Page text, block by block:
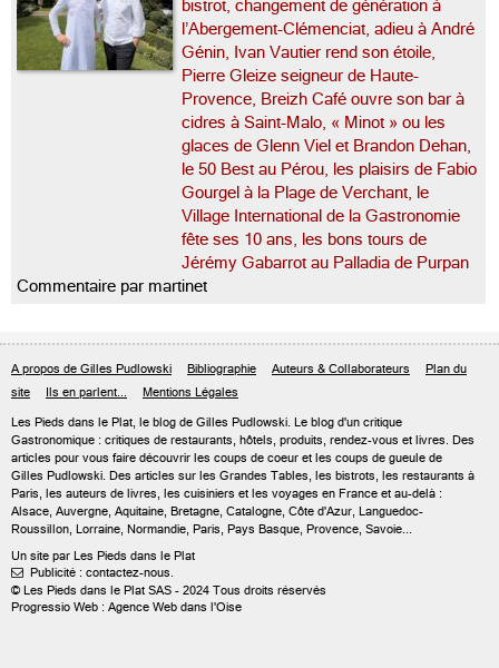
bistrot, changement de génération à
l’Abergement-Clémenciat, adieu à André
Génin, Ivan Vautier rend son étoile,
Pierre Gleize seigneur de Haute-
Provence, Breizh Café ouvre son bar à
cidres à Saint-Malo, « Minot » ou les
glaces de Glenn Viel et Brandon Dehan,
le 50 Best au Pérou, les plaisirs de Fabio
Gourgel à la Plage de Verchant, le
Village International de la Gastronomie
fête ses 10 ans, les bons tours de
Jérémy Gabarrot au Palladia de Purpan
Commentaire par martinet
A propos de Gilles Pudlowski Bibliographie Auteurs & Collaborateurs
Plan du
site
Ils en parlent... Mentions Légales
Les Pieds dans le Plat, le blog de Gilles Pudlowski. Le blog d'un critique
Gastronomique : critiques de restaurants, hôtels, produits, rendez-vous et livres. Des
articles pour vous faire découvrir les coups de coeur et les coups de gueule de
Gilles Pudlowski. Des articles sur les Grandes Tables, les bistrots, les restaurants à
Paris, les auteurs de livres, les cuisiniers et les voyages en France et au-delà :
Alsace, Auvergne, Aquitaine, Bretagne, Catalogne, Côte d'Azur, Languedoc-
Roussillon, Lorraine, Normandie, Paris, Pays Basque, Provence, Savoie...
Un site par Les Pieds dans le Plat
 Publicité : contactez-nous.
© Les Pieds dans le Plat SAS - 2024 Tous droits réservés
Progressio Web : Agence Web dans l'Oise